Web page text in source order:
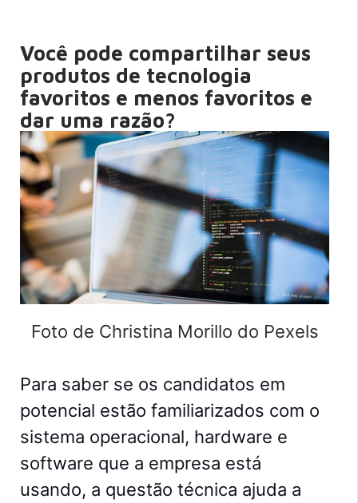
Você pode compartilhar seus
produtos de tecnologia
favoritos e menos favoritos e
dar uma razão?
Foto de Christina Morillo do Pexels
Para saber se os candidatos em
potencial estão familiarizados com o
sistema operacional, hardware e
software que a empresa está
usando, a questão técnica ajuda a